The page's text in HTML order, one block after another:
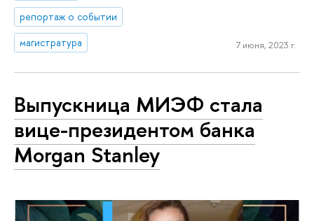
репортаж о событии
магистратура
7 июня, 2023 г.
Выпускница МИЭФ стала
вице-президентом банка
Morgan Stanley